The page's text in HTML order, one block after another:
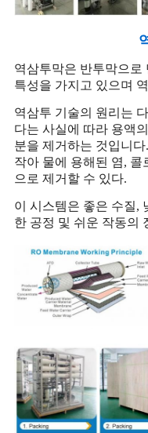
역삼투막은 반투막으로
특성을 가지고 있으며
역삼투 기술의 원리는
다는 사실에 따라 용액
분을 제거하는 것입니
작아 물에 용해된 염, 콜
으로 제거할 수 있다.
이 시스템은 좋은 수질,
한 공정 및 쉬운 작동의